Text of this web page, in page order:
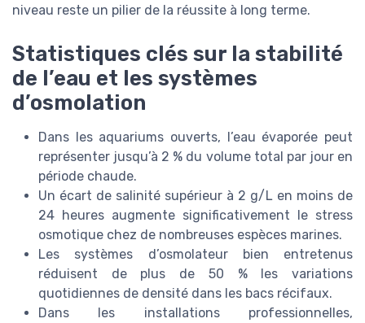
niveau reste un pilier de la réussite à long terme.
Statistiques clés sur la stabilité
de l’eau et les systèmes
d’osmolation
Dans les aquariums ouverts, l’eau évaporée peut
représenter jusqu’à 2 % du volume total par jour en
période chaude.
Un écart de salinité supérieur à 2 g/L en moins de
24 heures augmente significativement le stress
osmotique chez de nombreuses espèces marines.
Les systèmes d’osmolateur bien entretenus
réduisent de plus de 50 % les variations
quotidiennes de densité dans les bacs récifaux.
Dans les installations professionnelles,